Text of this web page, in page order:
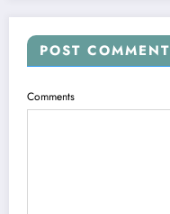
POST COMMENT
Comments